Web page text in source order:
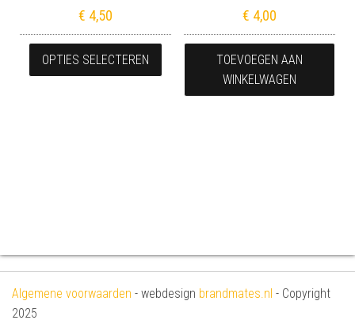
€ 4,50
OPTIES SELECTEREN
Dit product heeft meerdere
€ 4,00
TOEVOEGEN AAN
WINKELWAGEN
Algemene voorwaarden - webdesign brandmates.nl - Copyright
2025